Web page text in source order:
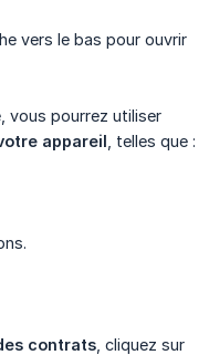
vers le bas pour ouvrir
vous pourrez utiliser
appareil , telles que :
contrats , cliquez sur